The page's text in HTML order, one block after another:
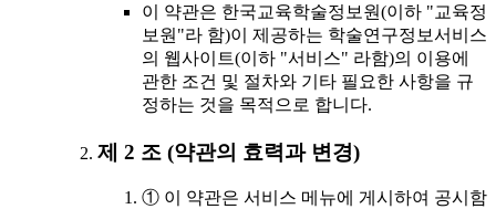
이 약관은 한국교육학술정보원(이하 "교육정
보원"라 함)이 제공하는 학술연구정보서비스
의 웹사이트(이하 "서비스" 라함)의 이용에
관한 조건 및 절차와 기타 필요한 사항을 규
정하는 것을 목적으로 합니다.
제 2 조 (약관의 효력과 변경)
① 이 약관은 서비스 메뉴에 게시하여 공시함